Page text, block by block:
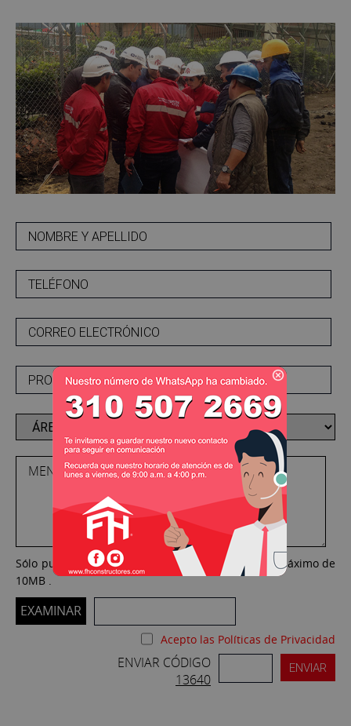
Sólo puede adjuntar su archivo PDF con un peso máximo de
10MB .
EXAMINAR
Acepto las Políticas de Privacidad
ENVIAR CÓDIGO
13640